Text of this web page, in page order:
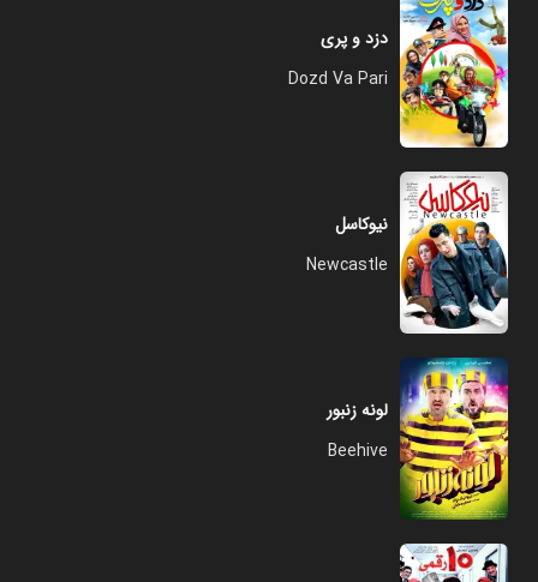
دزد و پری
Dozd Va Pari
نیوکاسل
Newcastle
لونه زنبور
Beehive